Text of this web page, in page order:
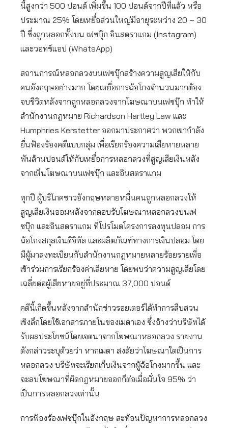
นี้สูงกว่า 500 ปอนด์ เพิ่มขึ้น 100 ปอนด์จากปีที่แล้ว หรือ
ประมาณ 25% โดยเหยื่อส่วนใหญ่มีอายุระหว่าง 20 – 30
ปี ซึ่งถูกหลอกทั้งบน เฟซบุ๊ก อินสตราแกม (Instagram)
และวอทช์แอป (WhatsApp)
สถานการณ์หลอกลวงบนเฟซบุ๊กสร้างความสูญเสียให้กับ
คนอังกฤษอย่างมาก โดยเหยื่อการฉ้อโกงจำนวนมากต้อง
จบชีวิตหลังจากถูกหลอกลวงจากโฆษณาบนเฟซบุ๊ก ทำให้
สำนักงานกฎหมาย Richardson Hartley Law และ
Humphries Kerstetter ออกมาประกาศว่า พวกเขากำลัง
ยื่นฟ้องร้องคดีแบบกลุ่ม เพื่อเรียกร้องความเสียหายหลาย
พันล้านปอนด์ให้กับเหยื่อการหลอกลวงที่สูญเสียเงินหลัง
จากเห็นโฆษณาบนเฟซบุ๊ก และอินสตราแกม
ทุกปี ผู้บริโภคชาวอังกฤษหลายหมื่นคนถูกหลอกลวงให้
สูญเสียเงินออมหลังจากตอบรับโฆษณาหลอกลวงบนเฟ
ซบุ๊ก และอินสตราแกม ที่โปรโมตโครงการลงทุนปลอม การ
ฉ้อโกงสกุลเงินดิจิทัล และผลิตภัณฑ์ทางการเงินปลอม โดย
มีผู้มาลงทะเบียนกับสำนักงานกฎหมายหลายร้อยรายเพื่อ
เข้าร่วมการเรียกร้องค่าเสียหาย โดยพบว่าความสูญเสียโดย
เฉลี่ยต่อผู้เสียหายอยู่ที่ประมาณ 37,000 ปอนด์
คดีนี้เกิดขึ้นหลังจากสำนักข่าวรอยเตอร์ได้ทำการสืบสวน
เชิงลึกโดยใช้เอกสารภายในของเมตาเอง ซึ่งอ้างว่าบริษัทได้
รับผลประโยชน์โดยเจตนาจากโฆษณาหลอกลวง รายงาน
ดังกล่าวระบุด้วยว่า หากเมตา สงสัยว่าโฆษณาใดเป็นการ
หลอกลวง บริษัทจะเรียกเก็บเงินจากผู้ฉ้อโกงมากขึ้น และ
จะลบโฆษณาที่ผิดกฎหมายออกก็ต่อเมื่อมั่นใจ 95% ว่า
เป็นการหลอกลวงเท่านั้น
การฟ้องร้องเฟซบุ๊กในอังกฤษ สะท้อนปัญหาการหลอกลวง